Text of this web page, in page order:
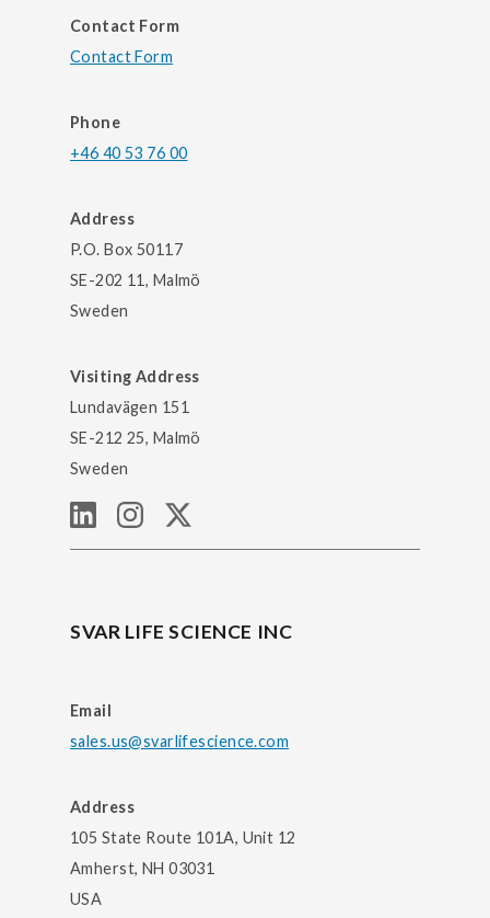
Contact Form
Contact Form
Phone
+46 40 53 76 00
Address
P.O. Box 50117
SE-202 11, Malmö
Sweden
Visiting Address
Lundavägen 151
SE-212 25, Malmö
Sweden
SVAR LIFE SCIENCE INC
Email
sales.us@svarlifescience.com
Address
105 State Route 101A, Unit 12
Amherst, NH 03031
USA